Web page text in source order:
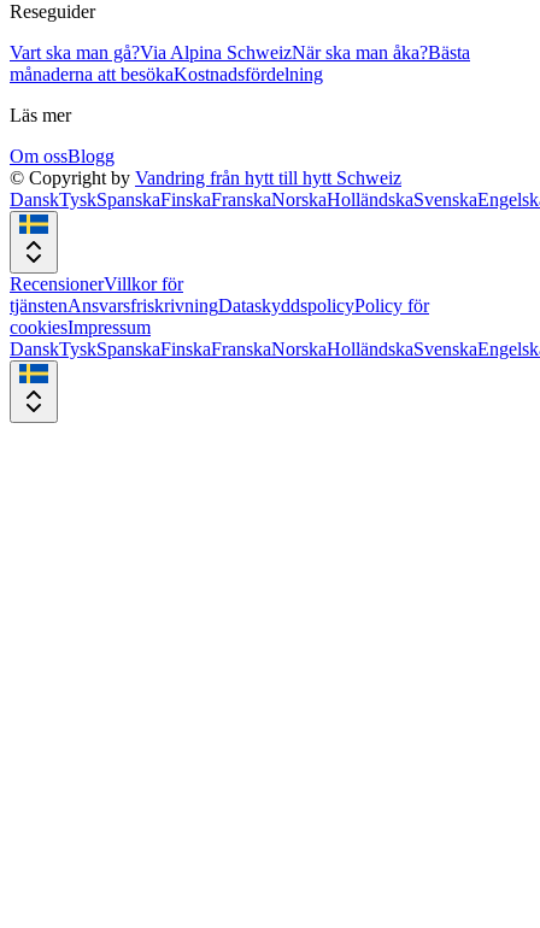
Reseguider
Vart ska man gå?Via Alpina SchweizNär ska man åka?Bästa
månaderna att besökaKostnadsfördelning
Läs mer
Om ossBlogg
© Copyright by Vandring från hytt till hytt Schweiz
DanskTyskSpanskaFinskaFranskaNorskaHolländskaSvenska
RecensionerVillkor för
tjänstenAnsvarsfriskrivningDataskyddspolicyPolicy för
cookiesImpressum
DanskTyskSpanskaFinskaFranskaNorskaHolländskaSvenska